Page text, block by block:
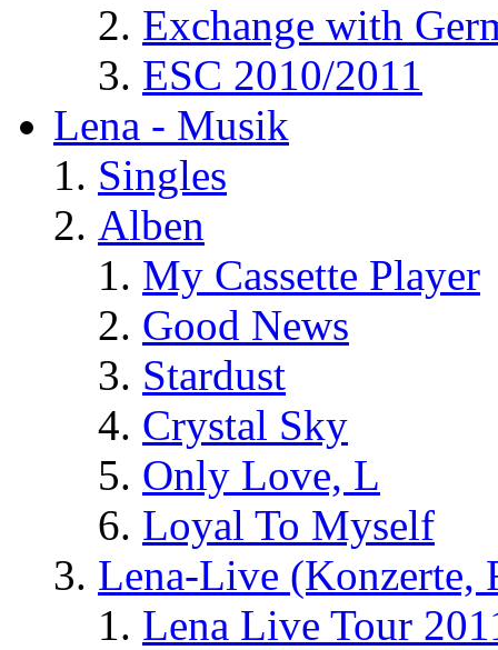
Exchange with
ESC 2010/2011
Lena - Musik
Singles
Alben
My Cassette Player
Good News
Stardust
Crystal Sky
Only Love, L
Loyal To Myself
Lena-Live (Konzerte,
Lena Live Tour